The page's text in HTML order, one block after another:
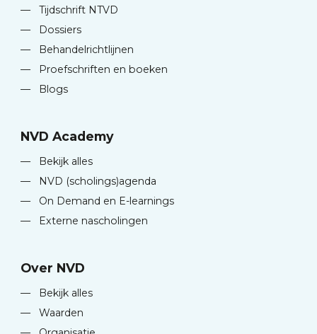
—
Tijdschrift NTVD
—
Dossiers
—
Behandelrichtlijnen
—
Proefschriften en boeken
—
Blogs
NVD Academy
—
Bekijk alles
—
NVD (scholings)agenda
—
On Demand en E-learnings
—
Externe nascholingen
Over NVD
—
Bekijk alles
—
Waarden